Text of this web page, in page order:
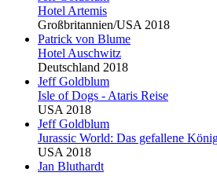
Hotel Artemis
Großbritannien/USA 2018
Patrick von Blume
Hotel Auschwitz
Deutschland 2018
Jeff Goldblum
Isle of Dogs - Ataris Reise
USA 2018
Jeff Goldblum
Jurassic World: Das gefallene
USA 2018
Jan Bluthardt